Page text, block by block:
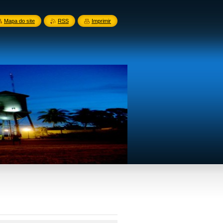
Mapa do site RSS Imprimir